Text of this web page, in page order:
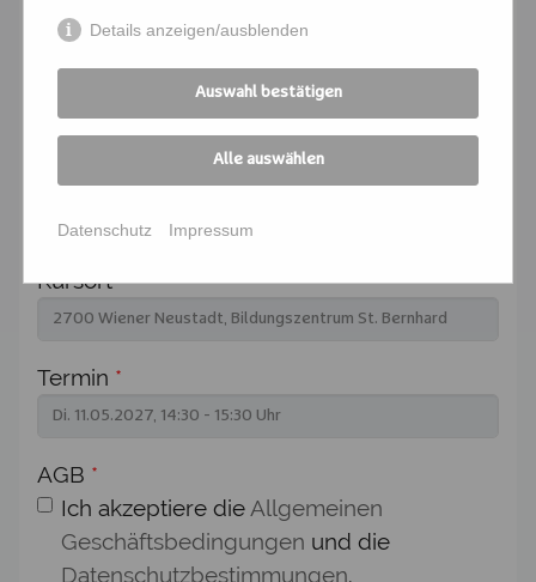
Ich melde mich für folgende
Veranstaltung an:
Seminartitel*
Kursort*
Termin *
AGB *
Ich akzeptiere die Allgemeinen
Geschäftsbedingungen und die
Datenschutzbestimmungen.
Details anzeigen/ausblenden
Auswahl bestätigen
Alle auswählen
Datenschutz Impressum